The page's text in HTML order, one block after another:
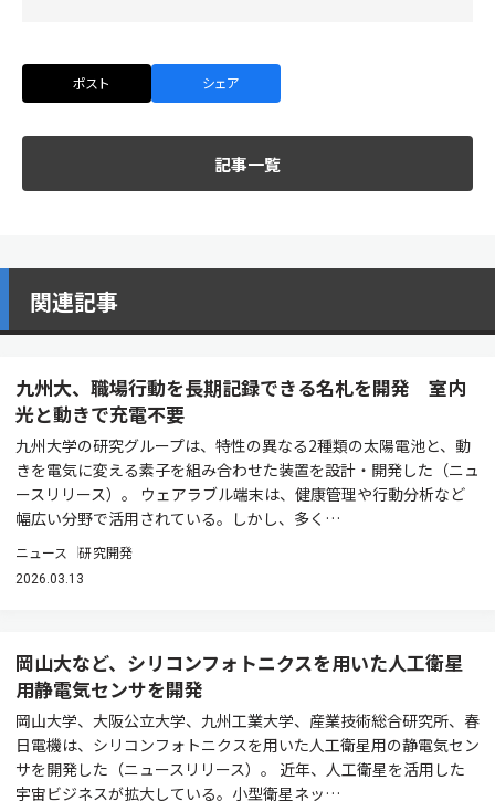
ポスト シェア
記事一覧
関連記事
九州大、職場行動を長期記録できる名札を開発 室内
光と動きで充電不要
九州大学の研究グループは、特性の異なる2種類の太陽電池と、動
きを電気に変える素子を組み合わせた装置を設計・開発した（ニュ
ースリリース）。 ウェアラブル端末は、健康管理や行動分析など
幅広い分野で活用されている。しかし、多く…
ニュース 研究開発
2026.03.13
岡山大など、シリコンフォトニクスを用いた人工衛星
用静電気センサを開発
岡山大学、大阪公立大学、九州工業大学、産業技術総合研究所、春
日電機は、シリコンフォトニクスを用いた人工衛星用の静電気セン
サを開発した（ニュースリリース）。 近年、人工衛星を活用した
宇宙ビジネスが拡大している。小型衛星ネッ…